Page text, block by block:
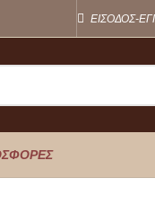
ΕΙΣΟΔΟΣ-